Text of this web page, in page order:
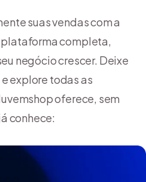
suas vendas com a
plataforma completa,
negócio crescer. Deixe
explore todas as
oferece, sem
conhece: